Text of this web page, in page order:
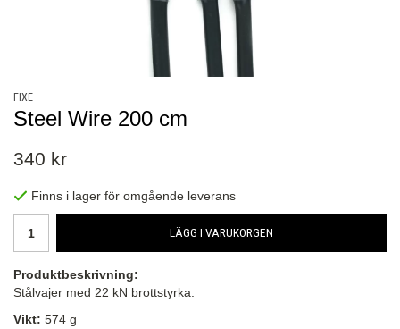
FIXE
Steel Wire 200 cm
340 kr
Finns i lager för omgående leverans
LÄGG I VARUKORGEN
Produktbeskrivning:
Stålvajer med 22 kN brottstyrka.
Vikt: 574 g